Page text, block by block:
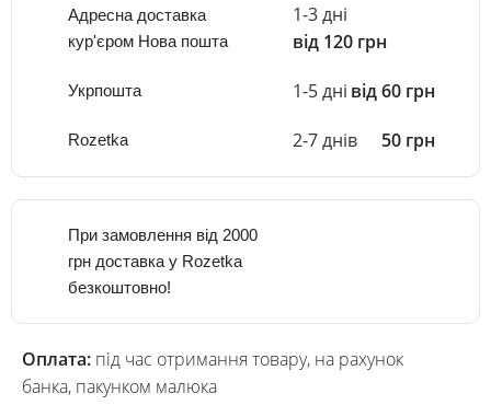
Адресна доставка
кур'єром Нова пошта
1-3 дні
від 120 грн
Укрпошта 1-5 дні від 60 грн
Rozetka 2-7 днів 50 грн
При замовлення від 2000
грн доставка у Rozetka
безкоштовно!
Оплата: під час отримання товару, на рахунок
банка, пакунком малюка